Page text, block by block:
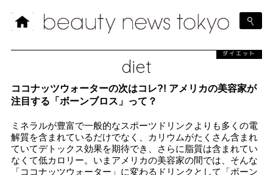
diet
ダイエット
ココナッツウォーターの次はコレ?! アメリカの美容家が
注目する「ボーンブロス」って？
ミネラルが豊富で一般的なスポーツドリンクよりも多くの電
解質を含まれているだけでなく、カリウムがたくさん含まれ
ていてデトックス効果を期待でき、さらに脂質は含まれてい
なくて低カロリー。いまアメリカの美容家の間では、そんな
「ココナッツウォーター」に変わるドリンクとして「ボーン